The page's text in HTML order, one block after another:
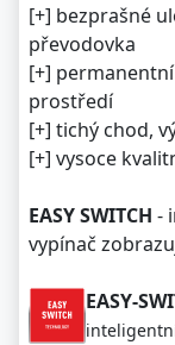
[+] bezprašné
převodovka
[+]
prostředí
[+] tichý chod,
[+] vysoce
EASY SWITCH -
vypínač
EASY-